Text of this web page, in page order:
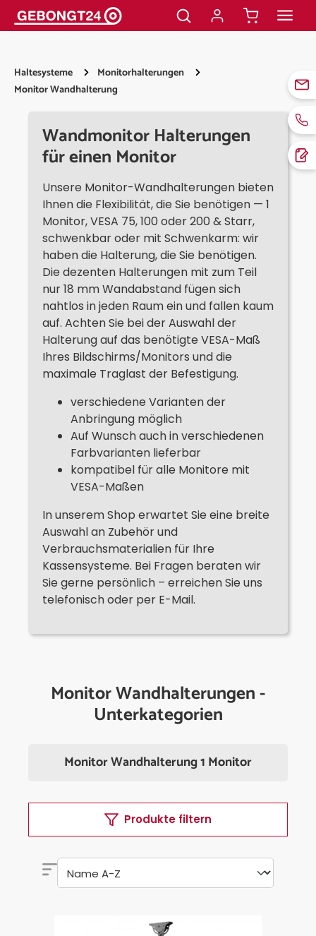
springen
Haltesysteme
Monitorhalterungen
Monitor Wandhalterung
Wandmonitor Halterungen
für einen Monitor
Unsere Monitor-Wandhalterungen bieten
Ihnen die Flexibilität, die Sie benötigen — 1
Monitor, VESA 75, 100 oder 200 & Starr,
schwenkbar oder mit Schwenkarm: wir
haben die Halterung, die Sie benötigen.
Die dezenten Halterungen mit zum Teil
nur 18 mm Wandabstand fügen sich
nahtlos in jeden Raum ein und fallen kaum
auf. Achten Sie bei der Auswahl der
Halterung auf das benötigte VESA-Maß
Ihres Bildschirms/Monitors und die
maximale Traglast der Befestigung.
verschiedene Varianten der
Anbringung möglich
Auf Wunsch auch in verschiedenen
Farbvarianten lieferbar
kompatibel für alle Monitore mit
VESA-Maßen
In unserem Shop erwartet Sie eine breite
Auswahl an Zubehör und
Verbrauchsmaterialien für Ihre
Kassensysteme. Bei Fragen beraten wir
Sie gerne persönlich – erreichen Sie uns
telefonisch oder per E-Mail.
Monitor Wandhalterungen -
Unterkategorien
Monitor Wandhalterung 1 Monitor
Produkte filtern